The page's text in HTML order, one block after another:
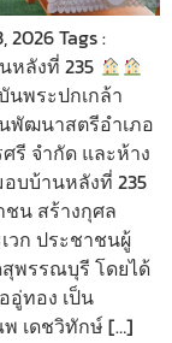
Tags :
หลังที่ 235
นพระปกเกล้า
พัฒนาสตรีอำเภอ
รี จำกัด และห้าง
บบ้านหลังที่ 235
น สร้างกุศล
วก ประชาชนผู้
พรรณบุรี โดยได้
อู่ทอง เป็น
เดชวิทักษ์ […]